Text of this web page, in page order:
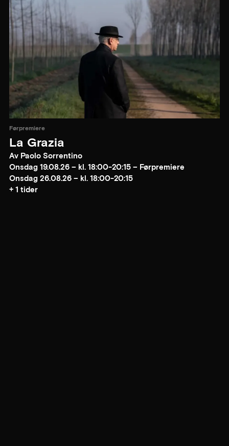
Førpremiere
La Grazia
Av Paolo Sorrentino
Onsdag 19.08.26 – kl. 18:00-20:15 – Førpremiere
Onsdag 26.08.26 – kl. 18:00-20:15
+ 1 tider